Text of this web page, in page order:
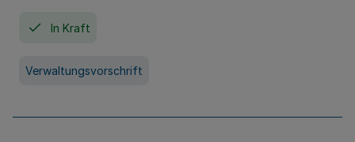
In Kraft
Verwaltungsvorschrift